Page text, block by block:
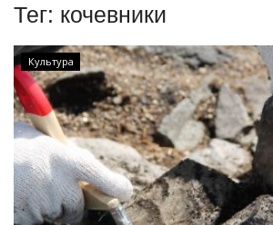
Обратная связь
ПАВЛОДАРСКАЯ ОБЛАСТЬ
КАЗАХСТАН
МИР
СПЕЦПРОЕКТЫ
Тег: кочевники
Культура